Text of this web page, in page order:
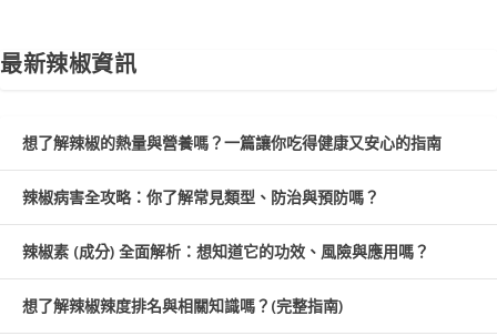
最新辣椒資訊
想了解辣椒的熱量與營養嗎？一篇讓你吃得健康又安心的指南
辣椒病害全攻略：你了解常見類型、防治與預防嗎？
辣椒素 (成分) 全面解析：想知道它的功效、風險與應用嗎？
想了解辣椒辣度排名與相關知識嗎？(完整指南)